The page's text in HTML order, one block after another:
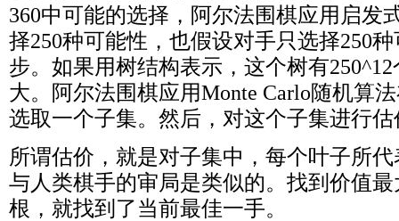
360中可能的选择，阿尔法围棋应用启发
择250种可能性，也假设对手只选择250
步。如果用树结构表示，这个树有
大。阿尔法围棋应用Monte Carlo随机算
选取一个子集。然后，对这个子集进行估
所谓估价，就是对子集中，每个叶子所
与人类棋手的审局是类似的。找到价值
根，就找到了当前最佳一手。